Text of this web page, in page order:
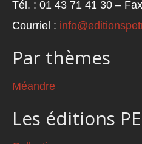
Tél. : 01 43 71 41 30 –
Courriel :
Par thèmes
Méandre
Les éditions